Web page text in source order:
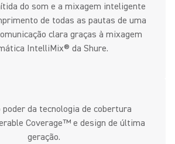
do som e a mixagem inteligente
de todas as pautas de uma
clara graças à mixagem
IntelliMix® da Shure.
poder da tecnologia de cobertura
Coverage™ e design de última
geração.